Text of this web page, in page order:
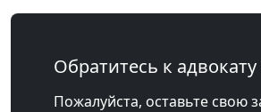
Обратитесь к
Пожалуйста, оставьте свою